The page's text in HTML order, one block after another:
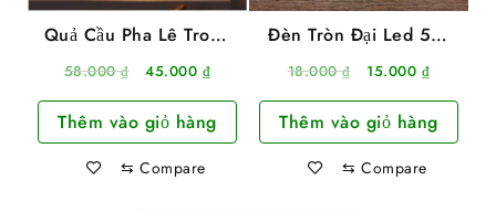
Quả Cầu Pha Lê Trong
Suốt 3D Phát Sáng Có
Đế Gỗ Để Bàn
58.000₫
Giá
là:
58.000 ₫.
45.000 ₫Giá
tại
là:
Thêm vào giỏ hàng
⇆ Compare
Đèn Tròn Đại Led 5W
Nguồn Usb Siêu Sáng
18.000₫
Giá
là:
18.000 ₫.
15.000 ₫Giá
tại
là:
Thêm vào giỏ hàng
⇆ Compare